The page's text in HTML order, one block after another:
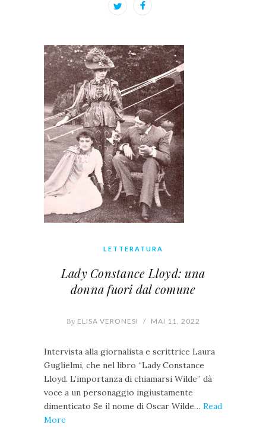
LETTERATURA
Lady Constance Lloyd: una
donna fuori dal comune
By ELISA VERONESI / MAI 11, 2022
Intervista alla giornalista e scrittrice Laura
Guglielmi, che nel libro “Lady Constance
Lloyd. L’importanza di chiamarsi Wilde” dà
voce a un personaggio ingiustamente
dimenticato Se il nome di Oscar Wilde… Read
More